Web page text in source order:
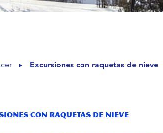
Excursiones con raquetas de nieve
con raquetas de nieve